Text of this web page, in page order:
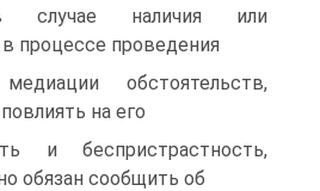
случае наличия или
процессе проведения
обстоятельств,
на его
и беспристрастность,
обязан сообщить об